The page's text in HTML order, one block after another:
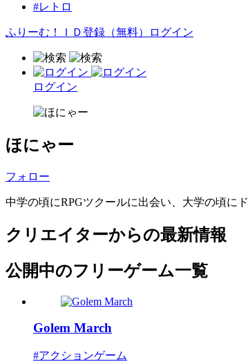
#レトロ
ふりーむ！ＩＤ登録（無料） ログイン
ログイン
ほにゃー
フォロー
中学の頃にRPGツクールに出会い、大学の頃に
クリエイターからの最新情報
公開中のフリーゲーム一覧
Golem March
#アクションゲーム